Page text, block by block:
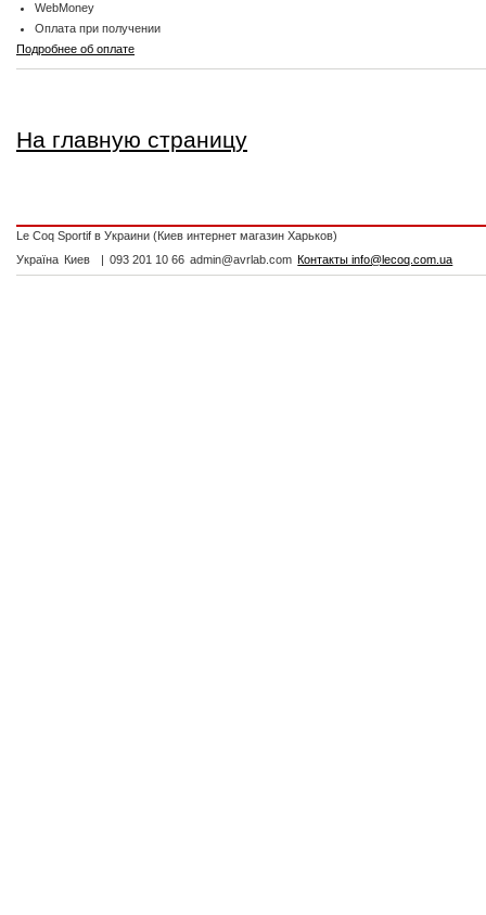
WebMoney
Оплата при получении
Подробнее об оплате
На главную страницу
Le Coq Sportif в Украини (Киев интернет магазин Харьков)
Україна Киев 093 201 10 66 admin@avrlab.com Контакты info@lecoq.com.ua